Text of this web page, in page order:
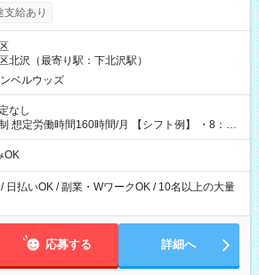
あり） ┗働いたその日に現金GET♪ お仕事後はコ
払い分を引き落とせます！ 【試用期間】試
支給あり
北沢（最寄り駅：下北沢駅）
ベルウッズ
なし
働時間160時間/月 【シフト例】 ・8：00
OK
日払いOK / 副業・WワークOK / 10名以上の大量
応募する 詳細へ